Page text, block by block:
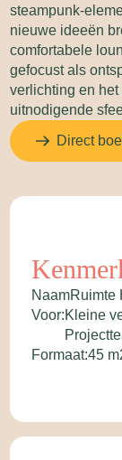
steampunk-
nieuwe ideeën
comfortabele
gefocust als
verlichting en
uitnodigende
Direct
NaamRuimte
Voor:Kleine
Formaat:45